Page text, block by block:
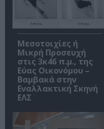
Μεσοτοιχίες ή
Μικρή Προσευχή
στις 3κ46 π.μ., της
Εύας Οικονόμου –
Βαμβακά στην
Εναλλακτική Σκηνή
ΕΛΣ